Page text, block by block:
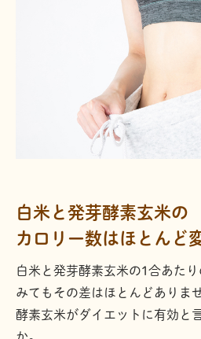
白米と発芽酵素玄米の
カロリー数はほとんど
白米と発芽酵素玄米の1合あた
みてもその差はほとんどありま
酵素玄米がダイエットに有効と